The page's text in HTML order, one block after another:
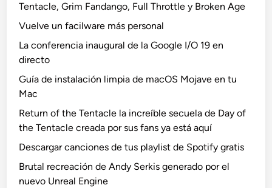
Tentacle, Grim Fandango, Full Throttle y Broken Age
Vuelve un facilware más personal
La conferencia inaugural de la Google I/O 19 en
directo
Guía de instalación limpia de macOS Mojave en tu
Mac
Return of the Tentacle la increíble secuela de Day of
the Tentacle creada por sus fans ya está aquí
Descargar canciones de tus playlist de Spotify gratis
Brutal recreación de Andy Serkis generado por el
nuevo Unreal Engine